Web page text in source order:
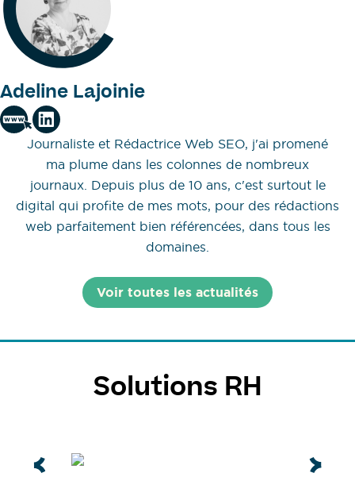
Adeline Lajoinie
Journaliste et Rédactrice Web SEO, j'ai promené
ma plume dans les colonnes de nombreux
journaux. Depuis plus de 10 ans, c'est surtout le
digital qui profite de mes mots, pour des rédactions
web parfaitement bien référencées, dans tous les
domaines.
Voir toutes les actualités
Solutions RH